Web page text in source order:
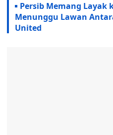
Persib Memang Layak
Menunggu Lawan
United